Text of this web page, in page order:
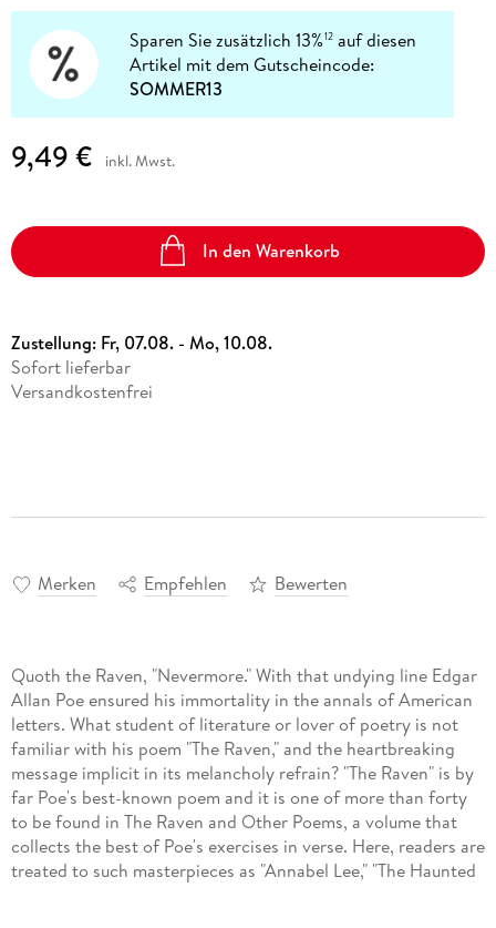
Sparen Sie zusätzlich 13%12 auf diesen
Artikel mit dem Gutscheincode:
SOMMER13
9,49 € inkl. Mwst.
In den Warenkorb
Zustellung: Fr, 07.08. - Mo, 10.08.
Sofort lieferbar
Versandkostenfrei
Merken Empfehlen Bewerten
Quoth the Raven, "Nevermore." With that undying line Edgar
Allan Poe ensured his immortality in the annals of American
letters. What student of literature or lover of poetry is not
familiar with his poem "The Raven," and the heartbreaking
message implicit in its melancholy refrain? "The Raven" is by
far Poe's best-known poem and it is one of more than forty
to be found in The Raven and Other Poems, a volume that
collects the best of Poe's exercises in verse. Here, readers are
treated to such masterpieces as "Annabel Lee," "The Haunted